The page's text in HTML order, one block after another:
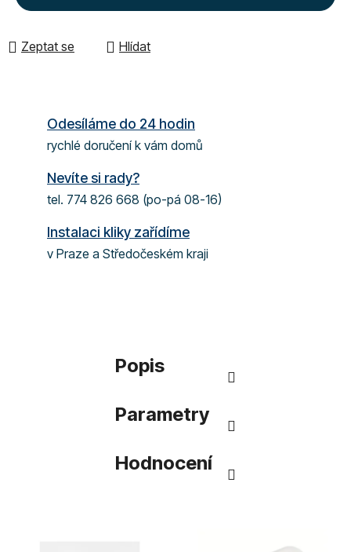
Zeptat se Hlídat
Odesíláme do 24 hodin
rychlé doručení k vám domů
Nevíte si rady?
tel. 774 826 668 (po-pá 08-16)
Instalaci kliky zařídíme
v Praze a Středočeském kraji
Popis
Parametry
Hodnocení